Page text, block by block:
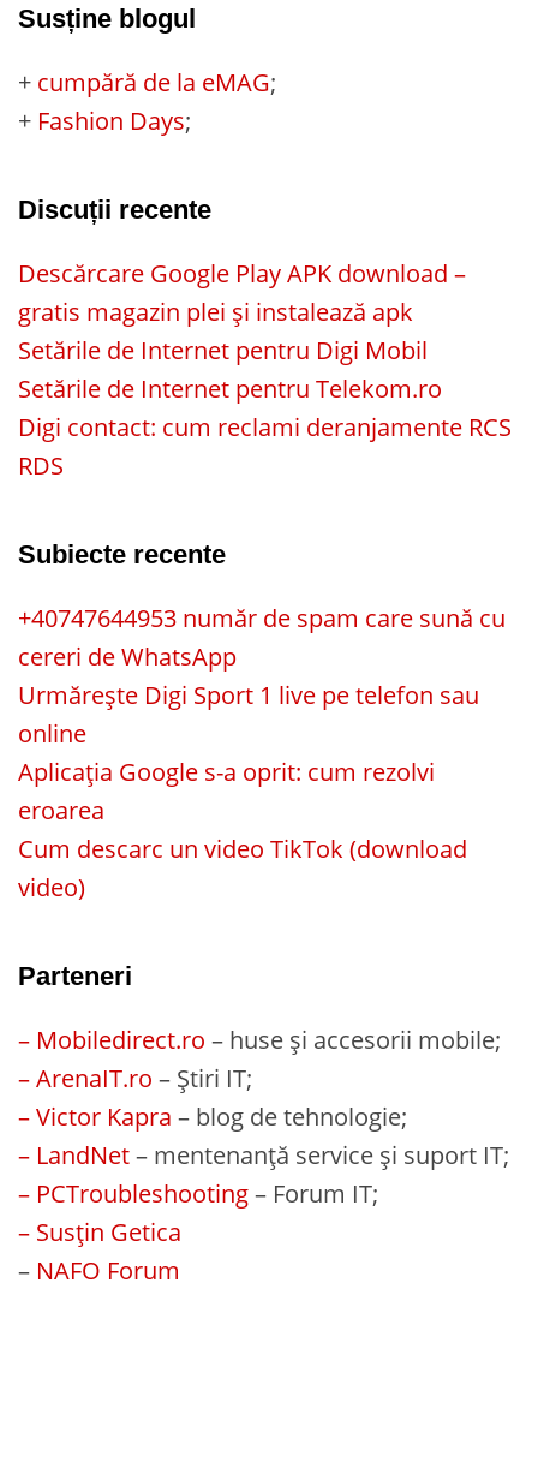
Susține blogul
+ cumpără de la eMAG;
+ Fashion Days;
Discuții recente
Descărcare Google Play APK download –
gratis magazin plei și instalează apk
Setările de Internet pentru Digi Mobil
Setările de Internet pentru Telekom.ro
Digi contact: cum reclami deranjamente RCS
RDS
Subiecte recente
+40747644953 număr de spam care sună cu
cereri de WhatsApp
Urmărește Digi Sport 1 live pe telefon sau
online
Aplicația Google s-a oprit: cum rezolvi
eroarea
Cum descarc un video TikTok (download
video)
Parteneri
– Mobiledirect.ro – huse și accesorii mobile;
– ArenaIT.ro – Știri IT;
– Victor Kapra – blog de tehnologie;
– LandNet– mentenanță service și suport IT;
– PCTroubleshooting– Forum IT;
– Susțin Getica
– NAFO Forum